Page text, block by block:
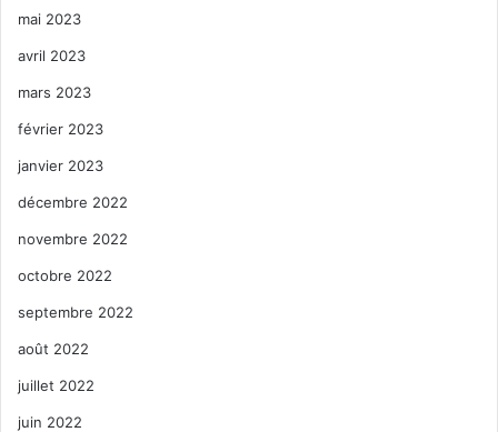
mai 2023
avril 2023
mars 2023
février 2023
janvier 2023
décembre 2022
novembre 2022
octobre 2022
septembre 2022
août 2022
juillet 2022
juin 2022